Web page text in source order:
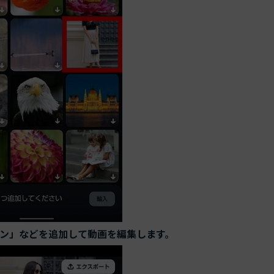
などを追加して動画を編集します。